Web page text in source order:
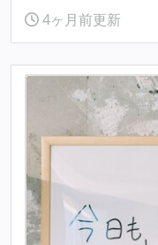
4ヶ月前更新